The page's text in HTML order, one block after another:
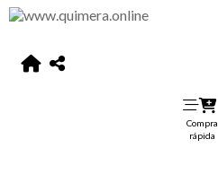
Compra
rápida